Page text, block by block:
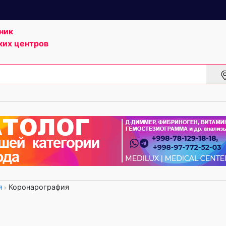
центров
Коронарография